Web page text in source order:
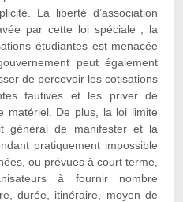
La liberté d’association
par cette loi spéciale ; la
étudiantes est menacée
peut également
de percevoir les cotisations
fautives et les priver de
matériel. De plus, la loi limite
général de manifester et la
pratiquement impossible
ou prévues à court terme,
à fournir nombre
durée, itinéraire, moyen de